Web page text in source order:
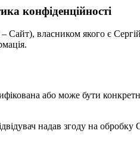
конфіденційності
Сайт), власником якого є
або може бути
надав згоду на